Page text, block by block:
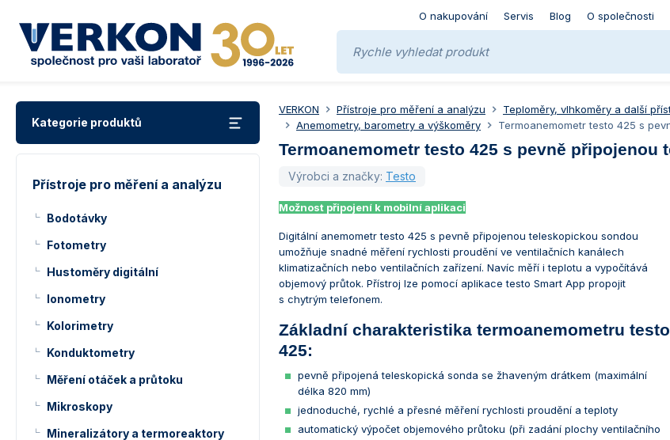
O nakupování Servis Blog O společnosti
Kategorie produktů
Přístroje pro měření a analýzu
Bodotávky
Fotometry
Hustoměry digitální
Ionometry
Kolorimetry
Konduktometry
Měření otáček a průtoku
Mikroskopy
Mineralizátory a termoreaktory
VERKON Přístroje pro měření a analýzu
Teploměry, vlhkoměry a další
Anemometry, barometry a výškoměry
Termoanemometr testo 425 s
Termoanemometr testo 425 s pevně připojenou
Výrobci a značky: Testo
Možnost připojení k mobilní aplikaci
Digitální anemometr testo 425 s pevně připojenou teleskopickou sondou
umožňuje snadné měření rychlosti proudění ve ventilačních kanálech
klimatizačních nebo ventilačních zařízení. Navíc měří i teplotu a vypočítává
objemový průtok. Přístroj lze pomocí aplikace testo Smart App propojit
s chytrým telefonem.
Základní charakteristika termoanemometru testo
425:
pevně připojená teleskopická sonda se žhaveným drátkem (maximální
délka 820 mm)
jednoduché, rychlé a přesné měření rychlosti proudění a teploty
automatický výpočet objemového průtoku (při zadání plochy ventilačního